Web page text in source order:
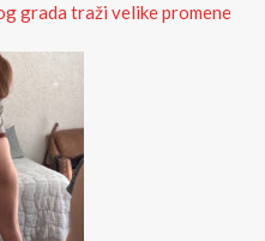
grada traži velike promene